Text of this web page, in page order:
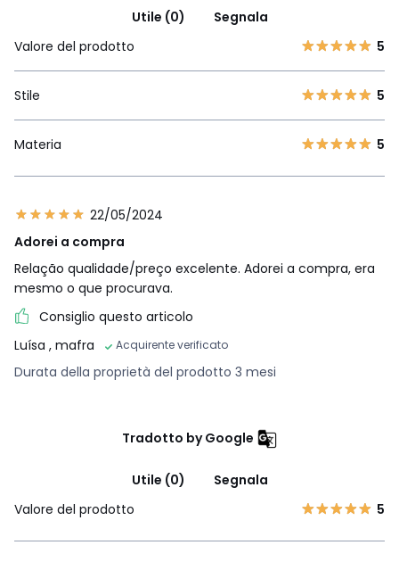
Utile (0)
Segnala
Valore del prodotto
5
Stile 5
Materia 5
22/05/2024
Adorei a compra
Relação qualidade/preço excelente. Adorei a compra, era
mesmo o que procurava.
Consiglio questo articolo
Luísa , mafra Acquirente verificato
Durata della proprietà del prodotto 3 mesi
Tradotto by Google
Utile (0)
Segnala
Valore del prodotto
5